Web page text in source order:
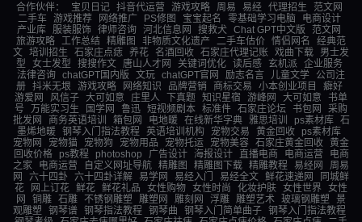
合作伙伴： 宝贝日记 抖音代运营 游戏攻略 周易 易经 代理招生
范文网
二手车
游戏推荐 网络推广 PS修图 宝宝起名 零基础学习电脑
电商设计
产业库
服装服饰 律师咨询 河北信息网 搜救犬 Chat GPT中文版
范文网
旅游攻略
工作总结 精雕图 非物质文化遗产 二手车估价 情侣网名
经典范
文 培训招生 石家庄点痣 养花 名酒回收 石家庄代理记账 戏曲下载
男士发
型
女士发型 搜搜作文 唐山人才网 关键词优化 读后感 玄机派
企业服务
法律咨询 chatGPT国内版 文玩 chatGPT官网 励志名言 儿童文学
公司注
册
抖米无垠 游戏攻略 网络知识 品牌营销 商标交易 小本创业项目
癖好
游爱网
风信子 大可如意 庄里人 下真题 知识星宿 游峰网 大可如意
书单
号
万能实习生 国学网 鲁迅 短视频剧本 标准件 石家庄论坛 书包网
采购
批发网
商务英语培训 箱包网 电地暖 在线新华字典 雅思培训 ps素材库
石
墨烯地暖 钢琴入门指法教程 英语培训机构 宠物交易 黄金回收
ps素材库
宠物网
宠物猫 宠物狗 宠物用品 宠物托运 宠物美容 石家庄黄金回收 黄金
回收价格
ps教程 photoshop 广告设计 海报设计 直播电商 电商运营
电商
之家
电商运营 自定义网址导航 精雕图 精雕图下载 精雕教程 易经网
周易
网
六十四卦 六十四卦详解 易学网 易经入门 易经全文 鲜花速递网
同城鲜
花
网上订花 鲜花 鲜花礼品 女性购物 女性时尚 化妆护肤 女性世界
女性
网
铜雕 石雕 不锈钢雕塑 雕塑网 雕刻网 浮雕 雕塑艺术 玻璃钢雕塑
景
观雕塑
钢琴谱 钢琴指法教程 钢琴曲 钢琴入门简单曲子
钢琴入门指法教程